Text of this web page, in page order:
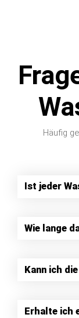
Häufig
Ist jeder
Wie lange
Kann ich
Erhalte ich